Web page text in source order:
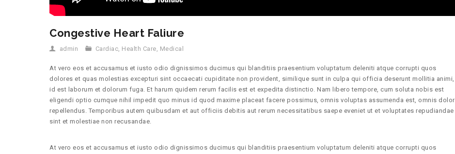
Congestive Heart Faliure
admin Cardiac, Health Care, Medical
At vero eos et accusamus et iusto odio dignissimos ducimus qui blanditiis praesentium voluptatum deleniti atque corrupti quos
dolores et quas molestias excepturi sint occaecati cupiditate non provident, similique sunt in culpa qui officia deserunt mollitia animi,
id est laborum et dolorum fuga. Et harum quidem rerum facilis est et expedita distinctio. Nam libero tempore, cum soluta nobis est
eligendi optio cumque nihil impedit quo minus id quod maxime placeat facere possimus, omnis voluptas assumenda est, omnis dolor
repellendus. Temporibus autem quibusdam et aut officiis debitis aut rerum necessitatibus saepe eveniet ut et voluptates repudiandae
sint et molestiae non recusandae.
At vero eos et accusamus et iusto odio dignissimos ducimus qui blanditiis praesentium voluptatum deleniti atque corrupti quos